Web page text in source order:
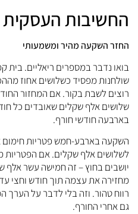
החשיבות העסקית
החזר השקעה מהיר ומשמעותי
בואו נדבר במספרים ריאליים. בית
שולחנות מפסיד כשלושים אחוז
רוצים לשבת בקור. אם המחזור
שלושים אלף שקלים שאובדים כל
בארבעה חודשי חורף.
השקעה בארבע-חמש פטריות חימום
לשלושים אלף שקלים. אם הפטריות
יושבים בחוץ – זה חמישה עשר אלף
מחזירה את עצמה תוך חודש וחצי עד
רווח טהור. וזה בלי לדבר על הערך
גם אחרי החורף.